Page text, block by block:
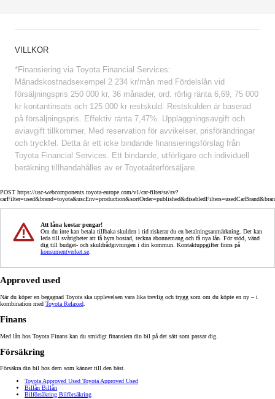
VILLKOR
*Finansiering via Toyota Financial Services:
Månadskostnadsexempel 2 234 kr/mån med Fördelslån vid
försäljningspris 250 000 kr, 36 månader, ord. rörlig ränta 6,69, 75 000
kr kontantinsats och 125 000 kr restskuld. Restskulden är baserad
på försäljningspris. Effektiv ränta 7,47%. Uppläggningsavgift och
aviavgift tillkommer. Med reservation för avvikelser, prisförändringar
och tryckfel. Detta är ett icke bindande finansieringsförslag från
Toyota Financial Services. Ett bindande, utförligare och individuell
beräkning tillhandahålles av er Toyotaåterförsäljare.
POST https://usc-webcomponents.toyota-europe.com/v1/car-filter/se/sv?
Att låna kostar pengar!
Om du inte kan betala tillbaka skulden i tid riskerar du en betalningsanmärkning. Det kan
leda till svårigheter att få hyra bostad, teckna abonnemang och få nya lån. För stöd, vänd
dig till budget- och skuldrådgivningen i din kommun. Kontaktuppgifter finns på
konsumentverket.se
Approved used
När du köper en begagnad Toyota ska upplevelsen vara lika trevlig och trygg som om du köpte en ny – i
kombination med Toyota Relaxed
Finans
Med lån hos Toyota Finans kan du smidigt finansiera din bil på det sätt som passar dig.
Försäkring
Försäkra din bil hos dem som känner till den bäst.
Toyota Approved Used Toyota Approved Used
Billån Billån
Bilförsäkring Bilförsäkring